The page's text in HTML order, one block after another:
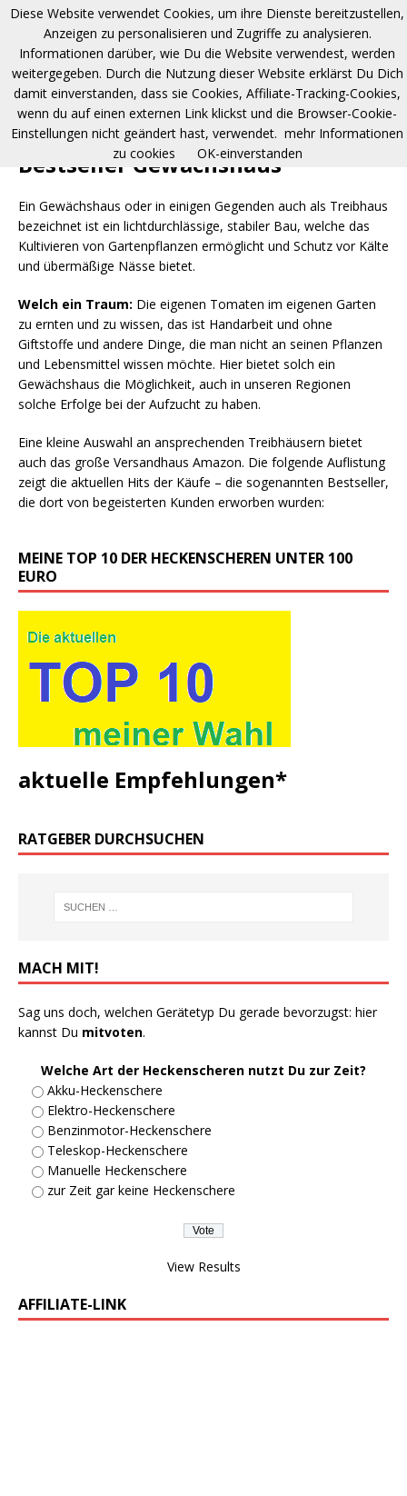
Bestseller Gewächshaus
Ein Gewächshaus oder in einigen Gegenden auch als Treibhaus
bezeichnet ist ein lichtdurchlässige, stabiler Bau, welche das
Kultivieren von Gartenpflanzen ermöglicht und Schutz vor Kälte
und übermäßige Nässe bietet.
Welch ein Traum: Die eigenen Tomaten im eigenen Garten
zu ernten und zu wissen, das ist Handarbeit und ohne
Giftstoffe und andere Dinge, die man nicht an seinen Pflanzen
und Lebensmittel wissen möchte. Hier bietet solch ein
Gewächshaus die Möglichkeit, auch in unseren Regionen
solche Erfolge bei der Aufzucht zu haben.
Eine kleine Auswahl an ansprechenden Treibhäusern bietet
auch das große Versandhaus Amazon. Die folgende Auflistung
zeigt die aktuellen Hits der Käufe – die sogenannten Bestseller,
die dort von begeisterten Kunden erworben wurden:
MEINE TOP 10 DER HECKENSCHEREN UNTER 100
EURO
aktuelle Empfehlungen*
RATGEBER DURCHSUCHEN
MACH MIT!
Sag uns doch, welchen Gerätetyp Du gerade bevorzugst: hier
kannst Du mitvoten.
Welche Art der Heckenscheren nutzt Du zur Zeit?
Akku-Heckenschere
Elektro-Heckenschere
Benzinmotor-Heckenschere
Teleskop-Heckenschere
Manuelle Heckenschere
zur Zeit gar keine Heckenschere
View Results
AFFILIATE-LINK
Diese Website verwendet Cookies, um ihre Dienste bereitzustellen,
Anzeigen zu personalisieren und Zugriffe zu analysieren.
Informationen darüber, wie Du die Website verwendest, werden
weitergegeben. Durch die Nutzung dieser Website erklärst Du Dich
damit einverstanden, dass sie Cookies, Affiliate-Tracking-Cookies,
wenn du auf einen externen Link klickst und die Browser-Cookie-
Einstellungen nicht geändert hast, verwendet. mehr Informationen
zu cookies
OK-einverstanden